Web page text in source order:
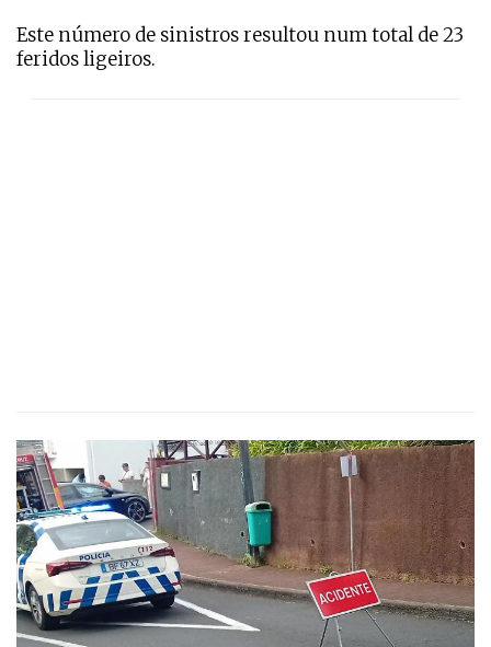
Este número de sinistros resultou num total de 23
feridos ligeiros.